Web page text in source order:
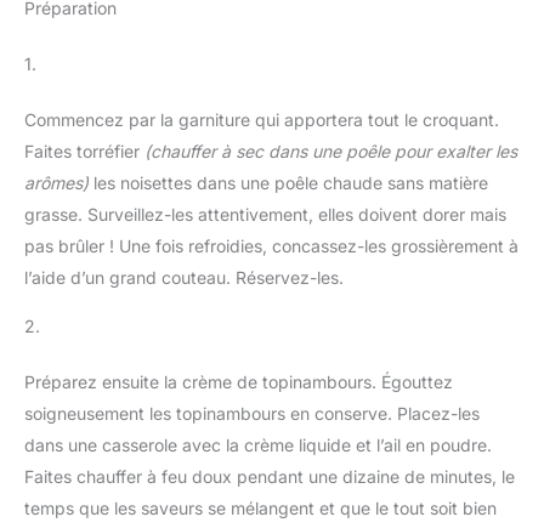
Préparation
1.
Commencez par la garniture qui apportera tout le croquant.
Faites torréfier (chauffer à sec dans une poêle pour exalter les
arômes) les noisettes dans une poêle chaude sans matière
grasse. Surveillez-les attentivement, elles doivent dorer mais
pas brûler ! Une fois refroidies, concassez-les grossièrement à
l’aide d’un grand couteau. Réservez-les.
2.
Préparez ensuite la crème de topinambours. Égouttez
soigneusement les topinambours en conserve. Placez-les
dans une casserole avec la crème liquide et l’ail en poudre.
Faites chauffer à feu doux pendant une dizaine de minutes, le
temps que les saveurs se mélangent et que le tout soit bien